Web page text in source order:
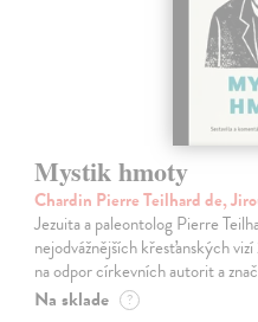
Mystik hmoty
Chardin Pierre Teilhard de,
Jezuita a paleontolog Pierre
nejodvážnějších křesťanských
na odpor církevních autorit a
Na sklade ?